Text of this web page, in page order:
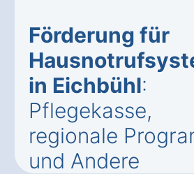
Förderung für
in Eichbühl:
Pflegekasse,
regionale
und Andere